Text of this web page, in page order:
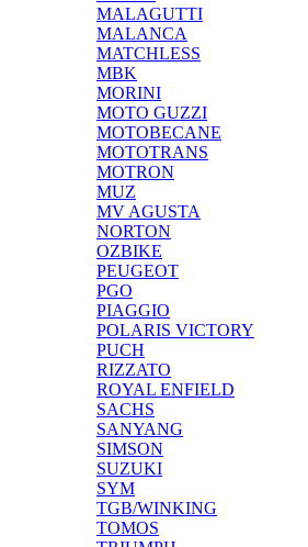
MALAGUTTI
MALANCA
MATCHLESS
MBK
MORINI
MOTO GUZZI
MOTOBECANE
MOTOTRANS
MOTRON
MUZ
MV AGUSTA
NORTON
OZBIKE
PEUGEOT
PGO
PIAGGIO
POLARIS VICTORY
PUCH
RIZZATO
ROYAL ENFIELD
SACHS
SANYANG
SIMSON
SUZUKI
SYM
TGB/WINKING
TOMOS